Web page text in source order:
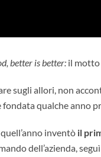
better is better: il motto
sugli allori, non
qualche anno
inventò il
dell’azienda,